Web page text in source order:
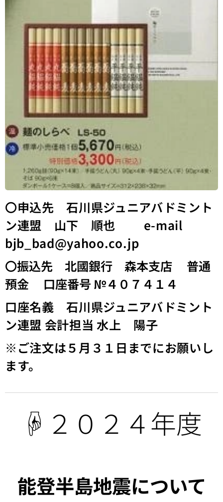
〇申込先 石川県ジュニアバドミント
ン連盟 山下 順也 e-mail
bjb_bad@yahoo.co.jp
〇振込先 北國銀行 森本支店 普通
預金 口座番号 №４０７４１４
口座名義 石川県ジュニアバドミント
ン連盟 会計担当 水上 陽子
※ご注文は５月３１日までにお願いし
ます。
☟２０２４年度
能登半島地震について